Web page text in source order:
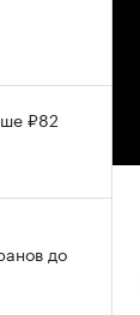
₽82
до